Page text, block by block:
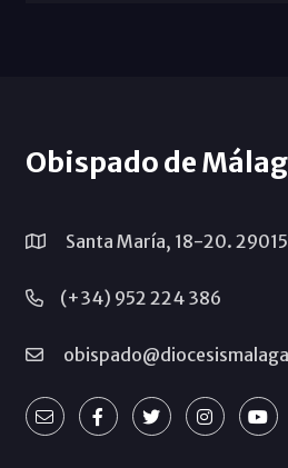
Obispado de
Santa María, 18-20.
(+34) 952 224 386